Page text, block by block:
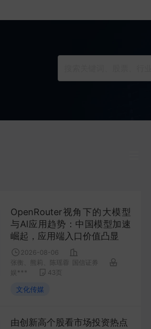
OpenRouter视角下的大模型
与AI应用趋势：中国模型加速
崛起，应用端入口价值凸显
2026-08-06
张衡、熊莉、陈瑶蓉 国信证券
娱***
43 页
文化传媒
由创新高个股看市场投资热点